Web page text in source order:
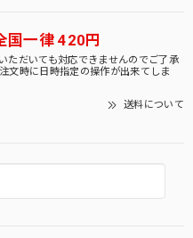
国一律 420円
ただいても対応できませんのでご了承
文時に日時指定の操作が出来てしま
送料について